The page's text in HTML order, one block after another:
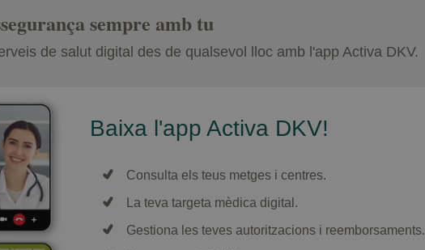
sempre amb tu
de salut digital des de qualsevol lloc amb l'app Activa DKV.
Baixa l'app Activa DKV!
Consulta els teus metges i centres.
La teva targeta mèdica digital.
Gestiona les teves autoritzacions i reemborsaments.